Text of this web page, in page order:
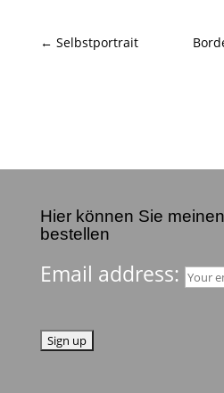
← Selbstportrait
Hier können Sie
bestellen
Email address: